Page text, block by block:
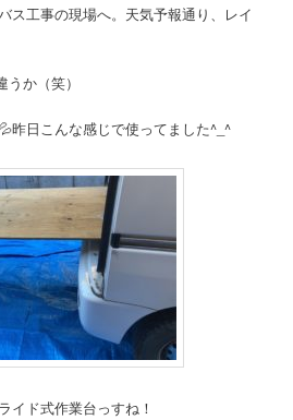
ス工事の現場へ。天気予報通り、レイ
か（笑）
昨日こんな感じで使ってました^_^
イド式作業台っすね！